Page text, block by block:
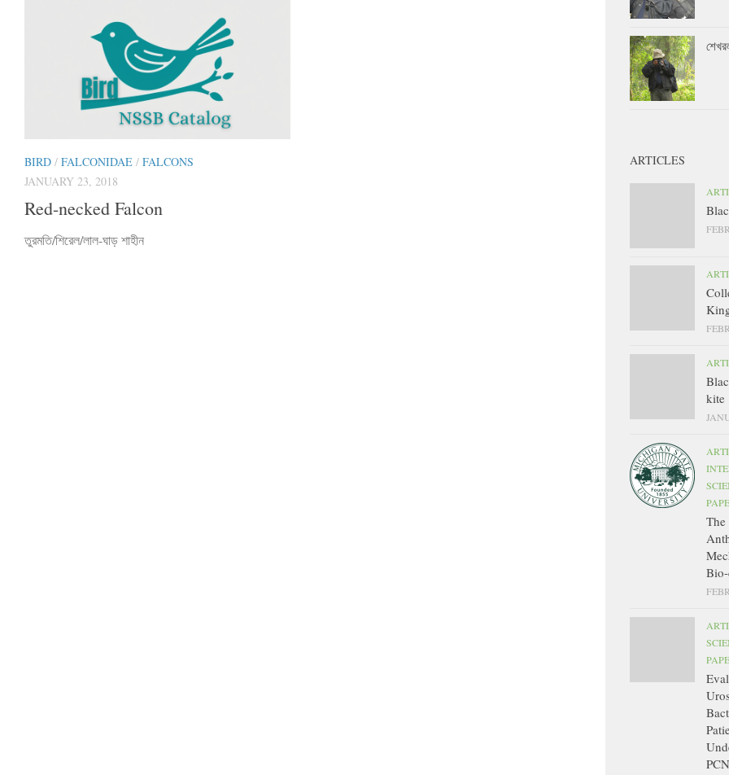
BIRD / FALCONIDAE / FALCONS
JANUARY 23, 2018
Red-necked Falcon
তুরমতি/শিরেল/লাল-ঘাড় শাহীন
ARTICLES
kite